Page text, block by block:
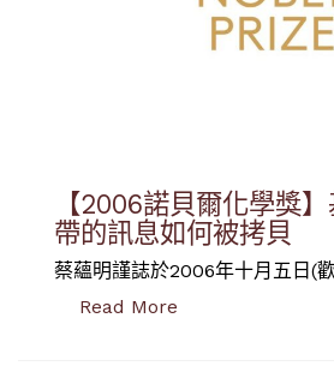
【2006諾貝爾化學獎
帶的訊息如何被拷貝
蔡蘊明謹誌於2006年十月五日(
Read More